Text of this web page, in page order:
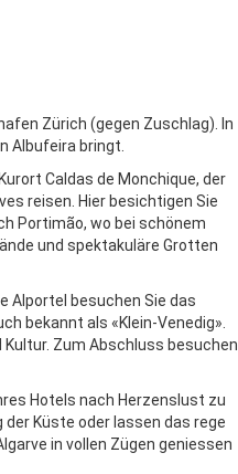
Zürich (gegen Zuschlag). In
Albufeira bringt.
Caldas de Monchique, der
reisen. Hier besichtigen Sie
Portimão, wo bei schönem
und spektakuläre Grotten
Alportel besuchen Sie das
bekannt als «Klein-Venedig».
Zum Abschluss besuchen
Hotels nach Herzenslust zu
Küste oder lassen das rege
in vollen Zügen geniessen